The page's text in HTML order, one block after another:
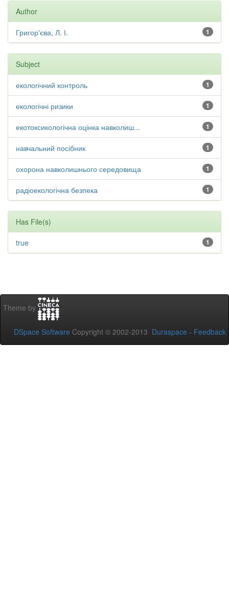
Author
1
Григор'єва, Л. І.
Subject
1
екологічний контроль
1
екологічні ризики
1
екотоксикологічна оцінка навколиш...
1
навчальний посібник
1
охорона навколишнього середовища
1
радіоекологічна безпека
Has File(s)
1
true
Theme by
DSpace Software Copyright © 2002-2013 Duraspace - Feedback